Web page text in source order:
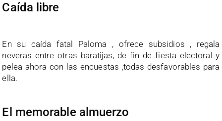
Caída libre
En su caída fatal Paloma , ofrece subsidios , regala
neveras entre otras baratijas, de fin de fiesta electoral y
pelea ahora con las encuestas ,todas desfavorables para
ella.
El memorable almuerzo